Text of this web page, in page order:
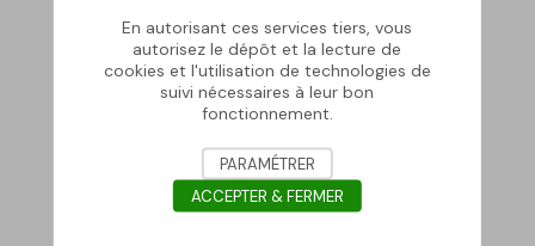
En autorisant ces services tiers, vous
autorisez le dépôt et la lecture de
cookies et l'utilisation de technologies de
suivi nécessaires à leur bon
fonctionnement.
PARAMÉTRER
ACCEPTER & FERMER